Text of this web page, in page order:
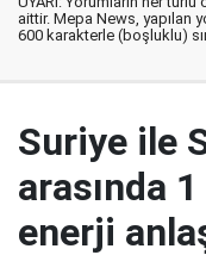
aittir. Mepa News, yapılan
600 karakterle (boşluklu)
Suriye ile
arasında
enerji